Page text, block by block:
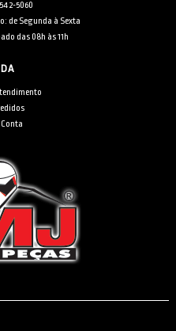
5060
de Segunda à Sexta
das 08h às 11h